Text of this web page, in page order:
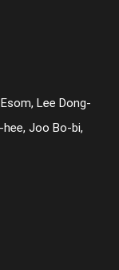
Lee Dong-
Joo Bo-bi,